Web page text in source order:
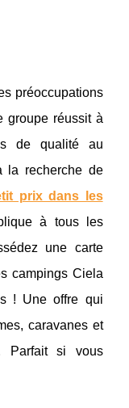
préoccupations
groupe réussit à
de qualité au
la recherche de
prix dans les
à tous les
une carte
campings Ciela
! Une offre qui
caravanes et
Parfait si vous